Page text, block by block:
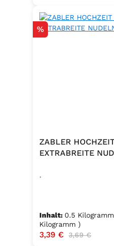
Rabatt
%
ZABLER
EXTRABREITE
.
Inhalt: 0.5 Kilogramm
Kilogramm )
Verkaufspreis:
3,39 € Regulärer Preis:
3,69 €